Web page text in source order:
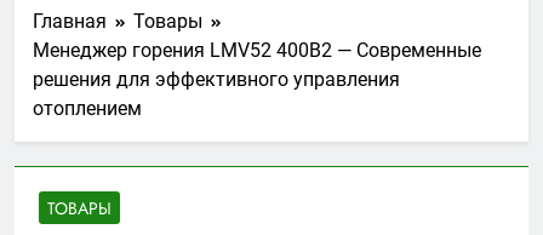
Главная
Товары
Менеджер горения LMV52 400B2 — Современные
решения для эффективного управления
отоплением
ТОВАРЫ